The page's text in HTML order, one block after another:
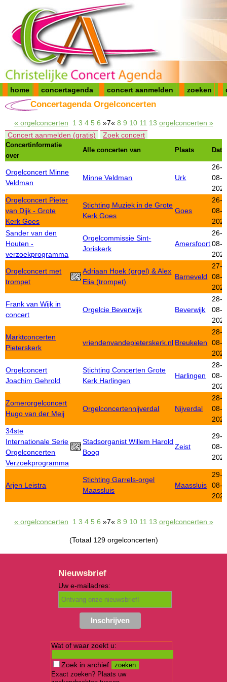
home concertagenda concert aanmelden zoeken
Concertagenda Orgelconcerten
« orgelconcerten 1 3 4 5 6 »7« 8 9 10 11 13 orgelconcerten »
Concert aanmelden (gratis)
Zoek concert
Concertinformatie
over
Alle concerten van Plaats
Orgelconcert Minne
Veldman
Minne Veldman Urk
26-
08-
Orgelconcert Pieter
van Dijk - Grote
Kerk Goes
Stichting Muziek in de Grote
Kerk Goes
Goes
26-
08-
Sander van den
Houten -
verzoekprogramma
Orgelcommissie Sint-
Joriskerk
Amersfoort
26-
08-
Orgelconcert met
trompet
Adriaan Hoek (orgel) & Alex
Elia (trompet)
Barneveld
27-
08-
Frank van Wijk in
concert
Orgelcie Beverwijk Beverwijk
28-
08-
Marktconcerten
Pieterskerk
vriendenvandepieterskerk.nl Breukelen
28-
08-
Orgelconcert
Joachim Gehrold
Stichting Concerten Grote
Kerk Harlingen
Harlingen
28-
08-
Zomerorgelconcert
Hugo van der Meij
Orgelconcertennijverdal Nijverdal
28-
08-
34ste
Internationale Serie
Orgelconcerten
Verzoekprogramma
Stadsorganist Willem Harold
Boog
Zeist
29-
08-
Arjen Leistra
Stichting Garrels-orgel
Maassluis
Maassluis
29-
08-
« orgelconcerten 1 3 4 5 6 »7« 8 9 10 11 13 orgelconcerten »
(Totaal 129 orgelconcerten)
Nieuwsbrief
Uw e-mailadres:
Wat of waar zoekt u:
Zoek in archief
Exact zoeken? Plaats uw